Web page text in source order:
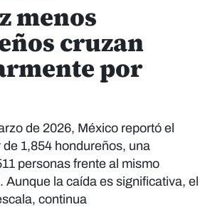
menos
cruzan
por
de 2026, México reportó el
1,854 hondureños, una
personas frente al mismo
Aunque la caída es significativa, el
continua